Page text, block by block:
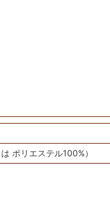
ポリエステル100%）